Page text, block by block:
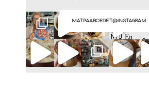
MATPAABORDET@INSTAGRAM